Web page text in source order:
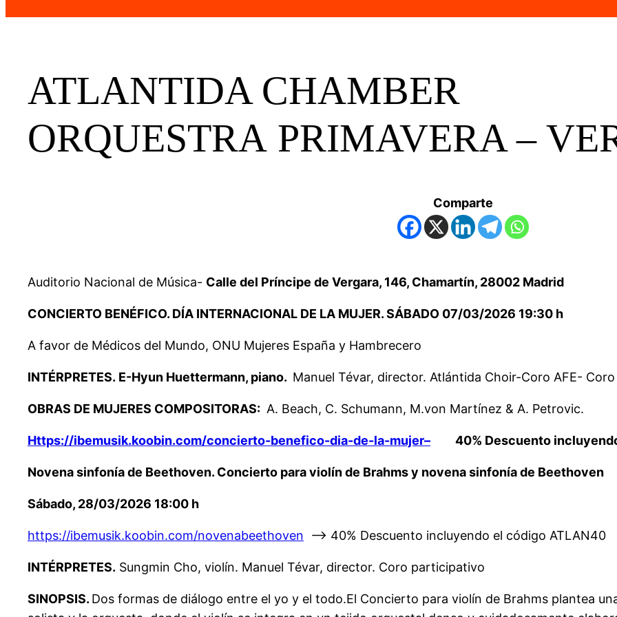
ATLANTIDA CHAMBER
ORQUESTRA PRIMAVERA –
Comparte
Auditorio Nacional de Música- Calle del Príncipe de Vergara, 146, Chamartín, 28002 Madrid
CONCIERTO BENÉFICO. DÍA INTERNACIONAL DE LA MUJER. SÁBADO 07/03/2026 19:30 h
A favor de Médicos del Mundo, ONU Mujeres España y Hambrecero
INTÉRPRETES. E-Hyun Huettermann, piano. Manuel Tévar, director. Atlántida Choir-Coro AFE-
OBRAS DE MUJERES COMPOSITORAS: A. Beach, C. Schumann, M.von Martínez & A. Petrovic.
Https://ibemusik.koobin.com/concierto-benefico-dia-de-la-mujer– 40% Descuento incluyendo
Novena sinfonía de Beethoven. Concierto para violín de Brahms y novena sinfonía de Beethoven
Sábado, 28/03/2026 18:00 h
https://ibemusik.koobin.com/novenabeethoven —> 40% Descuento incluyendo el código ATLAN40
INTÉRPRETES. Sungmin Cho, violín. Manuel Tévar, director. Coro participativo
SINOPSIS. Dos formas de diálogo entre el yo y el todo.El Concierto para violín de Brahms plantea